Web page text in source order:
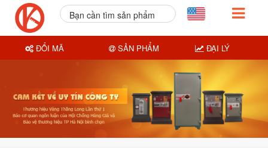
Bạn cần tìm sản phẩm
ĐỔI MÃ SẢN PHẨM ĐẠI LÝ